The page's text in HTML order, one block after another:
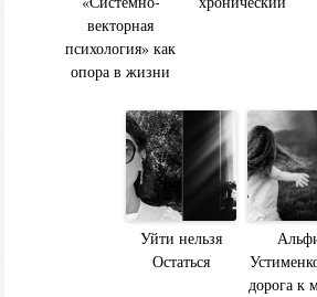
векторная
психология» как
опора в жизни
Уйти нельзя
Остаться
дорога к